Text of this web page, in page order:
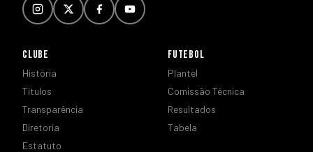
CLUBE
História
Títulos
Transparência
Diretoria
Estatuto
FUTEBOL
Plantel
Comissão Técnica
Resultados
Tabela